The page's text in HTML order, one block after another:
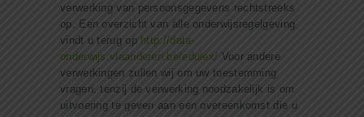
verwerking van persoonsgegevens rechtstreeks
op. Een overzicht van alle onderwijsregelgeving
vindt u terug op http://data-
onderwijs.vlaanderen.be/edulex/ Voor andere
verwerkingen zullen wij om uw toestemming
vragen, tenzij de verwerking noodzakelijk is om
uitvoering te geven aan een overeenkomst die u